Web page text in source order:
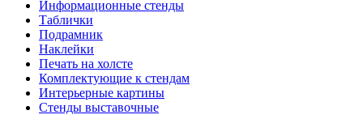
Информационные стенды
Таблички
Подрамник
Наклейки
Печать на холсте
Комплектующие к стендам
Интерьерные картины
Стенды выставочные